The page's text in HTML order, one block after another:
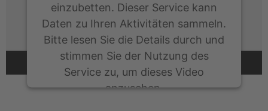
einzubetten. Dieser Service kann
Daten zu Ihren Aktivitäten sammeln.
Bitte lesen Sie die Details durch und
stimmen Sie der Nutzung des
Service zu, um dieses Video
anzusehen.